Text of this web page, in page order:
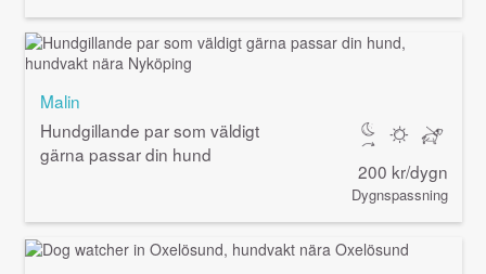
Malin
Hundgillande par som väldigt
gärna passar din hund
200 kr/dygn
Dygnspassning